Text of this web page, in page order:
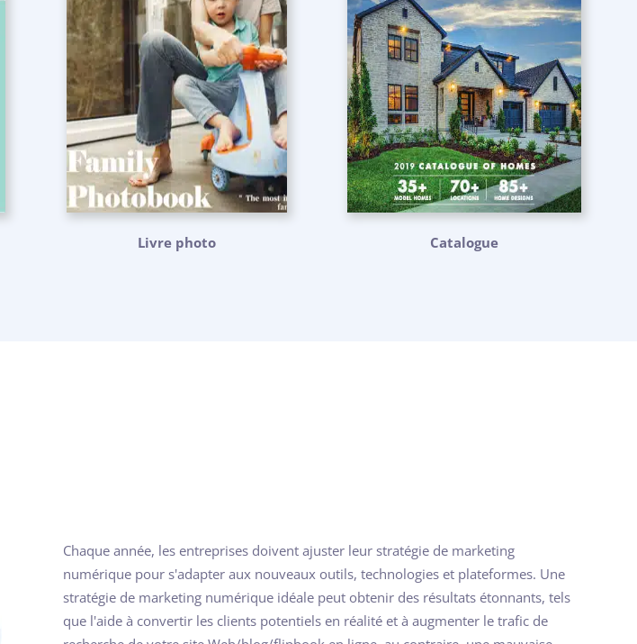
Livre photo Catalogue
Chaque année, les entreprises doivent ajuster leur stratégie de marketing
numérique pour s'adapter aux nouveaux outils, technologies et plateformes. Une
stratégie de marketing numérique idéale peut obtenir des résultats étonnants, tels
que l'aide à convertir les clients potentiels en réalité et à augmenter le trafic de